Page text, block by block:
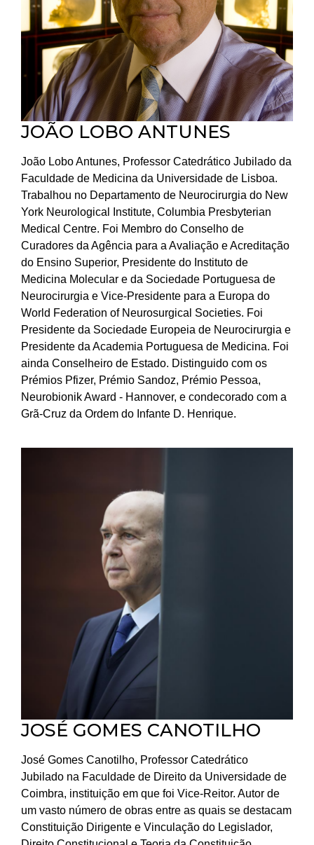
JOÃO LOBO ANTUNES
João Lobo Antunes, Professor Catedrático Jubilado da
Faculdade de Medicina da Universidade de Lisboa.
Trabalhou no Departamento de Neurocirurgia do New
York Neurological Institute, Columbia Presbyterian
Medical Centre. Foi Membro do Conselho de
Curadores da Agência para a Avaliação e Acreditação
do Ensino Superior, Presidente do Instituto de
Medicina Molecular e da Sociedade Portuguesa de
Neurocirurgia e Vice-Presidente para a Europa do
World Federation of Neurosurgical Societies. Foi
Presidente da Sociedade Europeia de Neurocirurgia e
Presidente da Academia Portuguesa de Medicina. Foi
ainda Conselheiro de Estado. Distinguido com os
Prémios Pfizer, Prémio Sandoz, Prémio Pessoa,
Neurobionik Award - Hannover, e condecorado com a
Grã-Cruz da Ordem do Infante D. Henrique.
JOSÉ GOMES CANOTILHO
José Gomes Canotilho, Professor Catedrático
Jubilado na Faculdade de Direito da Universidade de
Coimbra, instituição em que foi Vice-Reitor. Autor de
um vasto número de obras entre as quais se destacam
Constituição Dirigente e Vinculação do Legislador,